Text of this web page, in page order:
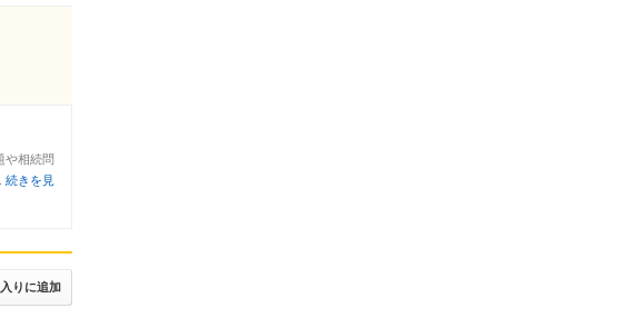
や相続問
続きを見
りに追加